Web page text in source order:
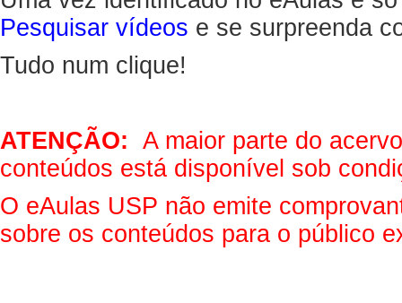
Pesquisar vídeos e se surpreenda
Tudo num clique!
ATENÇÃO: A maior parte do
conteúdos está disponível sob
O eAulas USP não emite
sobre os conteúdos para o público